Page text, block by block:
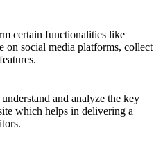
certain functionalities like
on social media platforms, collect
and analyze the key
which helps in delivering a